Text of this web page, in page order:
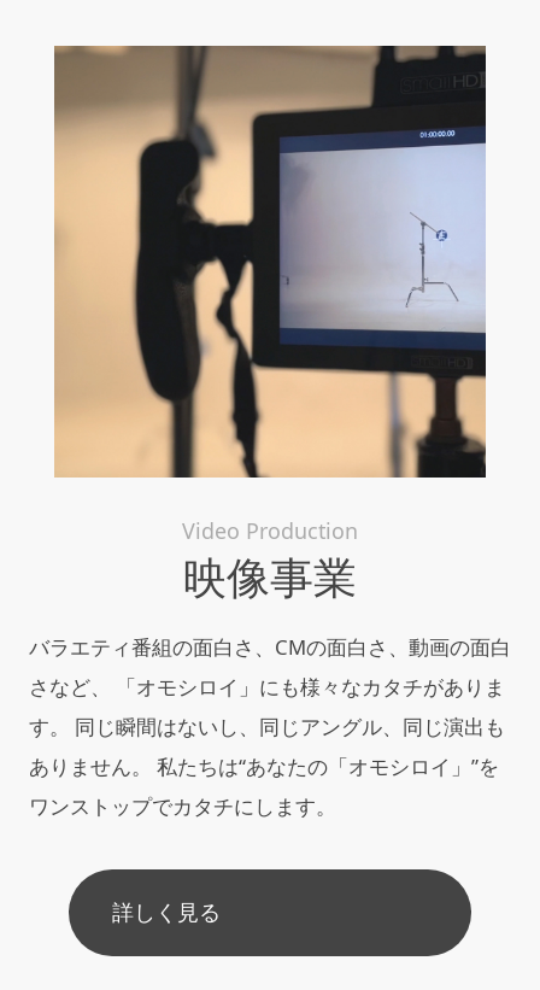
Video Production
映像事業
バラエティ番組の面白さ、CMの面白さ、動画の面白
さなど、 「オモシロイ」にも様々なカタチがありま
す。 同じ瞬間はないし、同じアングル、同じ演出も
ありません。 私たちは“あなたの「オモシロイ」”を
ワンストップでカタチにします。
詳しく見る